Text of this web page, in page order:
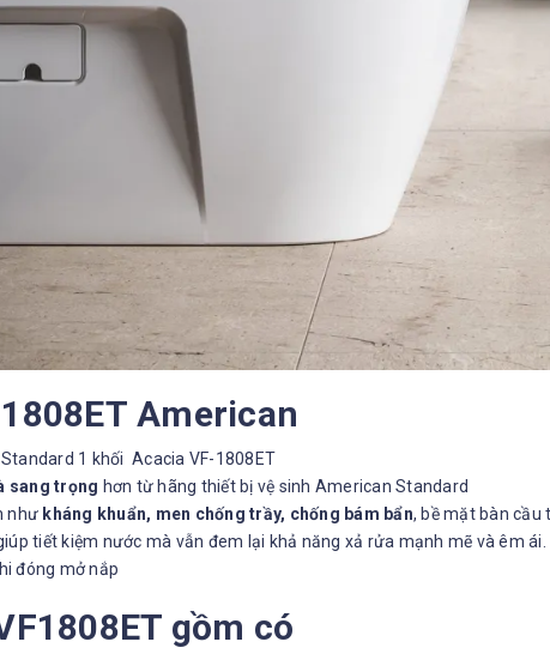
American
1 khối Acacia VF-1808ET
sang trọng hơn từ hãng thiết bị vệ sinh American Standard
như kháng khuẩn, men chống trầy, chống bám bẩn, bề mặt bàn cầu
tiết kiệm nước mà vẫn đem lại khả năng xả rửa mạnh mẽ và êm ái.
đóng mở nắp
gồm có